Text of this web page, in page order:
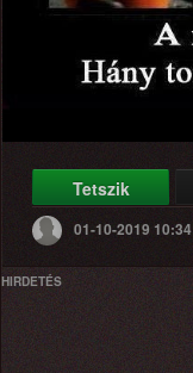
Tetszik
01-10-2019 10:34
HIRDETÉS